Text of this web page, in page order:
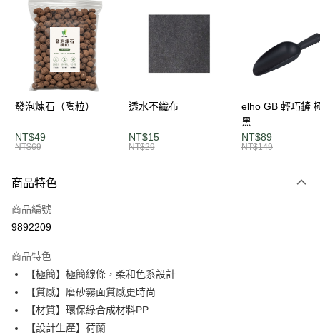
Apple Pay
街口支付
悠遊付
AFTEE先享後付
【關於「AFTEE先享後付」】
AFTEE先享後付是「在收到商品之後才付款」的支付方式。 讓您購物簡單
２．便利：只要手機號碼，簡訊認證，即可結帳。
【「AFTEE先享後付」結帳流程】
２．訂單成立數日內，您將收到繳費通知簡訊。
３．收到繳費通知簡訊後14天內，點擊此簡訊中的連結，可透過四大超商／
ATM／網路銀行／等多元方式進行付款，方視為交易完成。
※ 請注意：結帳手續完成當下不需立刻繳費，但若您需要取消訂單，請聯絡
購買商品的店家。未經商家同意取消之訂單仍視為有效，需透過AFTEE先享
後付繳納相關費用。
ATM付款
運送方式
單筆滿$1200免運
每筆NT$120，滿NT$1,200(含以上)免運費
每筆NT$250，滿NT$2,000(含以上)免運費
發泡煉石（陶粒）
NT$49
NT$69
透水不織布
NT$15
NT$29
elho GB 輕巧鏟
黑
NT$89
NT$149
商品特色
商品編號
9892209
商品特色
【極簡】極簡線條，柔和色系設計
【質感】磨砂霧面質感更時尚
【材質】環保綠合成材料PP
【設計生產】荷蘭